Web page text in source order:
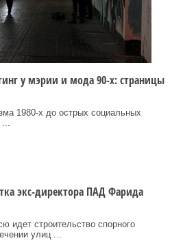
у мэрии и мода 90-х: страницы
1980‑х до острых социальных
...
экс-директора ПАД Фарида
идет строительство спорного
улиц ...